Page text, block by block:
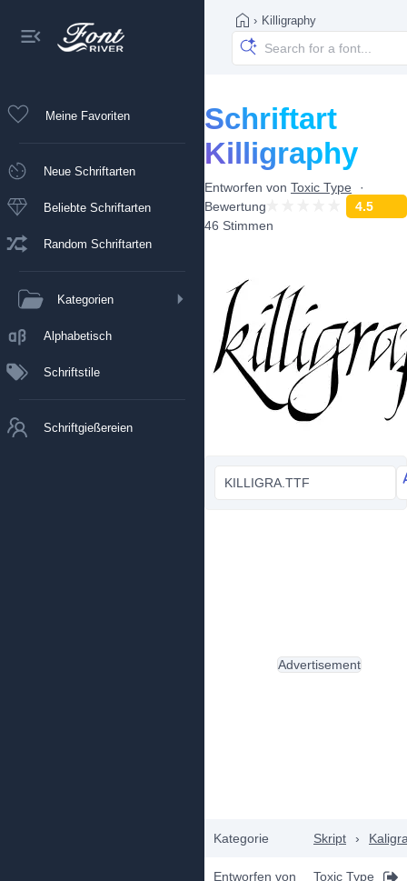
Meine Favoriten
Neue Schriftarten
Beliebte Schriftarten
Random Schriftarten
Kategorien
Alphabetisch
Schriftstile
Schriftgießereien
› Killigraphy
Schriftart
Killigraphy
Entworfen von Toxic Type
Bewertung
4.5
46 Stimmen
KILLIGRA.TTF
Kategorie Skript ›
Entworfen von Toxic Type
Advertisement